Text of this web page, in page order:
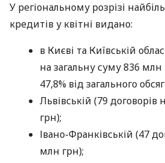
У регіональному розрізі
кредитів у квітні видано:
в Києві та Київській
на загальну суму 836
47,8% від загального
Львівській (79
грн);
Івано-Франківській (47
млн грн);